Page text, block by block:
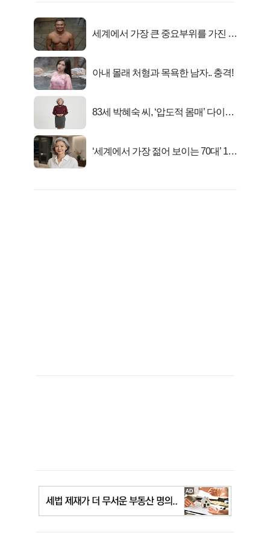
세계에서 가장 큰 중요부위를 가진 남
아내 몰래 처형과 목욕한 남자.. 충격!
83세 박혜숙 씨, ‘압도적 몸매’ 다이어
‘세계에서 가장 젊어 보이는 70대’ 1위